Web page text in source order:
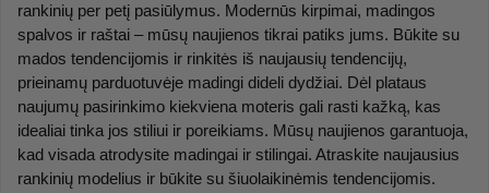
rankinių per petį pasiūlymus. Modernūs kirpimai, madingos
spalvos ir raštai – mūsų naujienos tikrai patiks jums. Būkite su
mados tendencijomis ir rinkitės iš naujausių tendencijų,
prieinamų parduotuvėje madingi dideli dydžiai. Dėl plataus
naujumų pasirinkimo kiekviena moteris gali rasti kažką, kas
idealiai tinka jos stiliui ir poreikiams. Mūsų naujienos garantuoja,
kad visada atrodysite madingai ir stilingai. Atraskite naujausius
rankinių modelius ir būkite su šiuolaikinėmis tendencijomis.